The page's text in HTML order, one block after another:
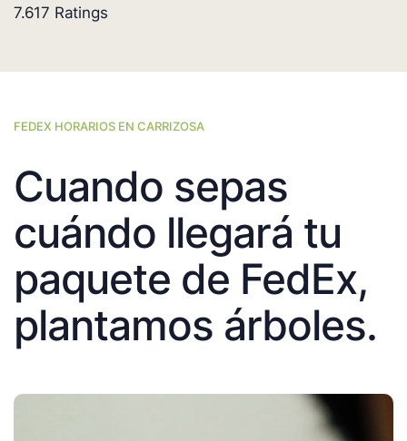
7.617 Ratings
FEDEX HORARIOS EN CARRIZOSA
Cuando sepas
cuándo llegará tu
paquete de FedEx,
plantamos árboles.